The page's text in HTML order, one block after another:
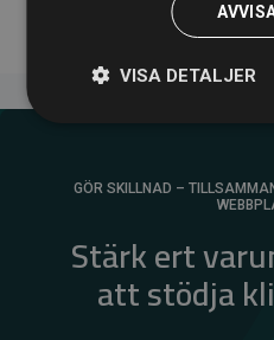
GÖR SKILLNAD –
Stärk ert
att stödja
VISA DETALJER